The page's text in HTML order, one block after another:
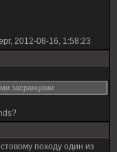
2012-08-16, 1:58:23
засранцами
походу один из